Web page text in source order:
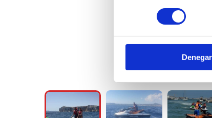
consentimiento
Denegar